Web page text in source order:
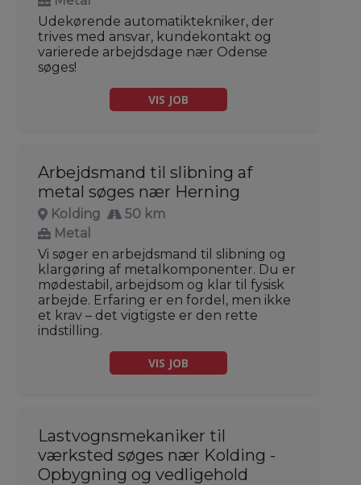
Udekørende automatiktekniker, der
trives med ansvar, kundekontakt og
varierede arbejdsdage nær Odense
søges!
VIS JOB
Arbejdsmand til slibning af
metal søges nær Herning
Kolding
50 km
Metal
Vi søger en arbejdsmand til slibning og
klargøring af metalkomponenter. Du er
mødestabil, arbejdsom og klar til fysisk
arbejde. Erfaring er en fordel, men ikke
et krav – det vigtigste er den rette
indstilling.
VIS JOB
Lastvognsmekaniker til
værksted søges nær Kolding -
Opbygning og vedligehold